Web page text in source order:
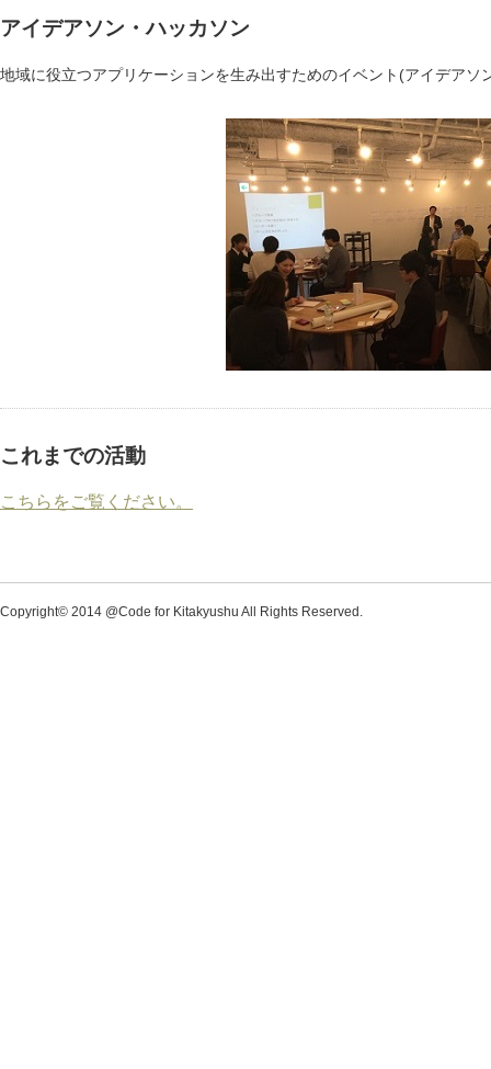
アイデアソン・ハッカソン
地域に役立つアプリケーションを生み出すためのイベント(アイデアソ
これまでの活動
こちらをご覧ください。
Copyright© 2014 @Code for Kitakyushu All Rights Reserved.